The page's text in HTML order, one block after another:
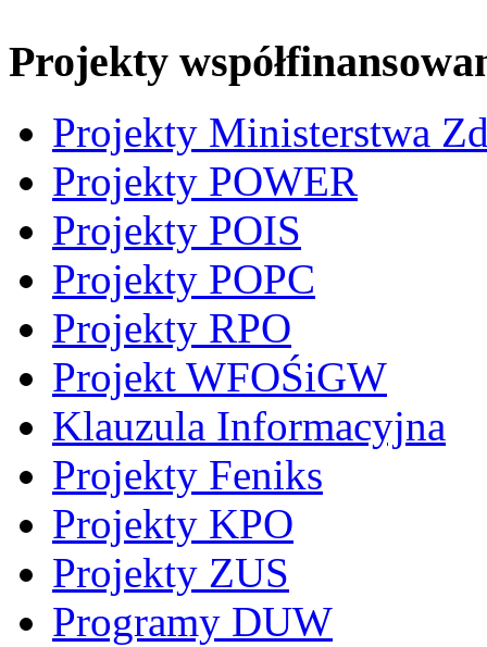
Projekty
Projekty Ministerstwa
Projekty POWER
Projekty POIS
Projekty POPC
Projekty RPO
Projekt WFOŚiGW
Klauzula Informacyjna
Projekty Feniks
Projekty KPO
Projekty ZUS
Programy DUW